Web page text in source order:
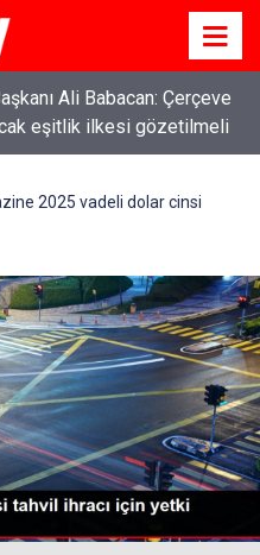
Ali Babacan: Çerçeve
eşitlik ilkesi gözetilmeli
2025 vadeli dolar cinsi